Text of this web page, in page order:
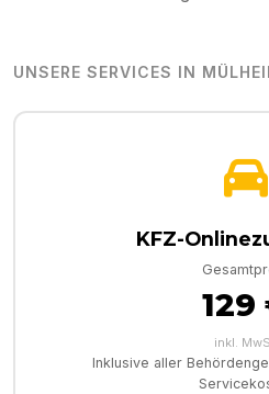
UNSERE SERVICES IN
KFZ-
129
inkl.
Inklusive aller